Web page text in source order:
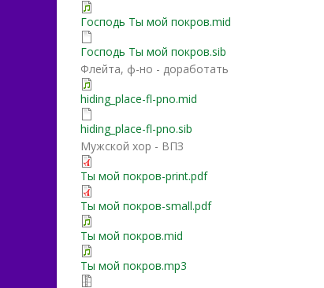
Господь Ты мой покров.mid
Господь Ты мой покров.sib
Флейта, ф-но - доработать
hiding_place-fl-pno.mid
hiding_place-fl-pno.sib
Мужской хор - ВПЗ
Ты мой покров-print.pdf
Ты мой покров-small.pdf
Ты мой покров.mid
Ты мой покров.mp3